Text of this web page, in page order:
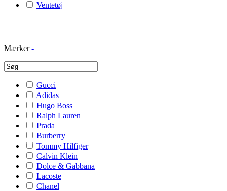
Ventetøj
Mærker -
Gucci
Adidas
Hugo Boss
Ralph Lauren
Prada
Burberry
Tommy Hilfiger
Calvin Klein
Dolce & Gabbana
Lacoste
Chanel